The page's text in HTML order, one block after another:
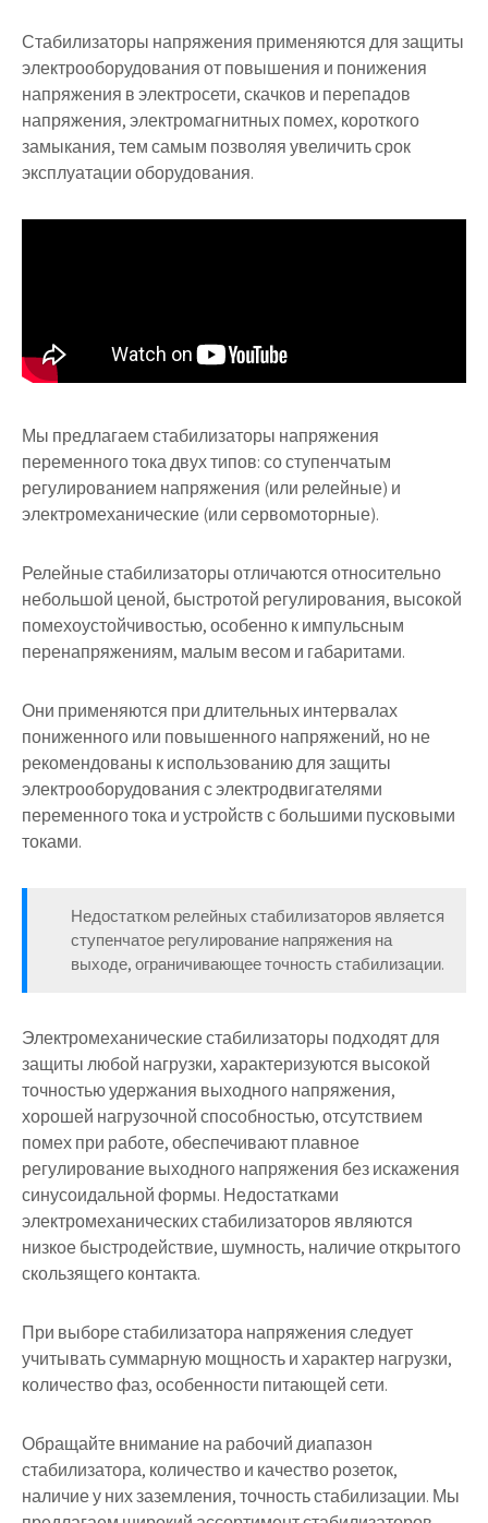
Стабилизаторы напряжения применяются для защиты
электрооборудования от повышения и понижения
напряжения в электросети, скачков и перепадов
напряжения, электромагнитных помех, короткого
замыкания, тем самым позволяя увеличить срок
эксплуатации оборудования.
Мы предлагаем стабилизаторы напряжения
переменного тока двух типов: со ступенчатым
регулированием напряжения (или релейные) и
электромеханические (или сервомоторные).
Релейные стабилизаторы отличаются относительно
небольшой ценой, быстротой регулирования, высокой
помехоустойчивостью, особенно к импульсным
перенапряжениям, малым весом и габаритами.
Они применяются при длительных интервалах
пониженного или повышенного напряжений, но не
рекомендованы к использованию для защиты
электрооборудования с электродвигателями
переменного тока и устройств с большими пусковыми
токами.
Недостатком релейных стабилизаторов является
ступенчатое регулирование напряжения на
выходе, ограничивающее точность стабилизации.
Электромеханические стабилизаторы подходят для
защиты любой нагрузки, характеризуются высокой
точностью удержания выходного напряжения,
хорошей нагрузочной способностью, отсутствием
помех при работе, обеспечивают плавное
регулирование выходного напряжения без искажения
синусоидальной формы. Недостатками
электромеханических стабилизаторов являются
низкое быстродействие, шумность, наличие открытого
скользящего контакта.
При выборе стабилизатора напряжения следует
учитывать суммарную мощность и характер нагрузки,
количество фаз, особенности питающей сети.
Обращайте внимание на рабочий диапазон
стабилизатора, количество и качество розеток,
наличие у них заземления, точность стабилизации. Мы